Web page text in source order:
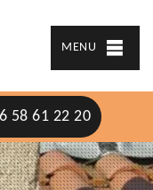
MENU
58 61 22 20